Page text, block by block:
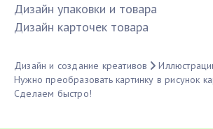
Дизайн упаковки и товара
Дизайн карточек товара
Дизайн и создание креативов
Нужно преобразовать картинку в рисунок
Сделаем быстро!